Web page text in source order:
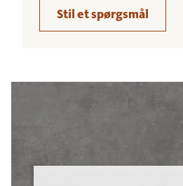
Stil et spørgsmål